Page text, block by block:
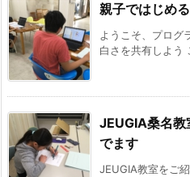
親子ではじめ
ようこそ、プログ
白さを共有しよう
JEUGIA桑名
でます
JEUGIA教室をご